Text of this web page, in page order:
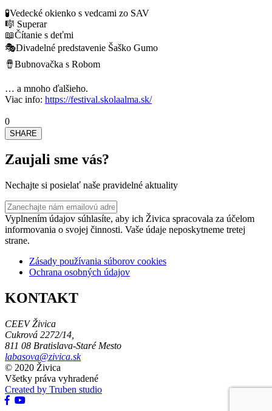
🧪Vedecké okienko s vedcami zo SAV
🎼 Superar
📖Čítanie s deťmi
🎭Divadelné predstavenie Šaško Gumo
🪘Bubnovačka s Robom
… a mnoho ďalšieho.
Viac info: https://festival.skolaalma.sk/
0
SHARE
Zaujali sme vás?
Nechajte si posielať naše pravidelné aktuality
Vyplnením údajov súhlasíte, aby ich Živica spracovala za účelom
informovania o svojej činnosti. Vaše údaje neposkytneme tretej
strane.
Zásady používania súborov cookies
Ochrana osobných údajov
KONTAKT
CEEV Živica
Cukrová 2272/14,
811 08 Bratislava-Staré Mesto
labasova@zivica.sk
© 2020 Živica
Všetky práva vyhradené
Created by Truben studio